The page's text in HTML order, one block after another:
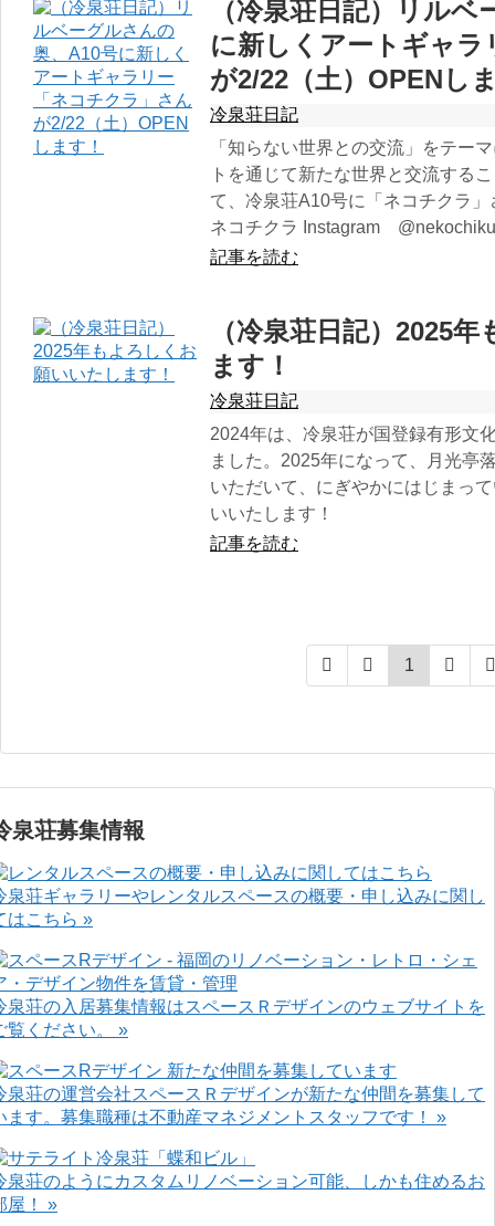
（冷泉荘日記）リル
に新しくアートギャ
が2/22（土）OPENし
冷泉荘日記
「知らない世界との交流」をテー
トを通じて新たな世界と交流する
て、冷泉荘A10号に「ネコチクラ
ネコチクラ Instagram
記事を読む
（冷泉荘日記）2025
ます！
冷泉荘日記
2024年は、冷泉荘が国登録有形文
ました。2025年になって、月光亭
いただいて、にぎやかにはじまっ
いいたします！
記事を読む
1
泉荘募集情報
泉荘ギャラリーやレンタルスペースの概要・申し込みに関し
はこちら »
泉荘の入居募集情報はスペースＲデザインのウェブサイトを
覧ください。 »
泉荘の運営会社スペースＲデザインが新たな仲間を募集して
ます。募集職種は不動産マネジメントスタッフです！ »
泉荘のようにカスタムリノベーション可能、しかも住めるお
屋！ »